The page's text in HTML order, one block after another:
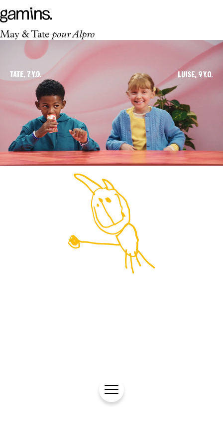
May & Tate pour Alpro